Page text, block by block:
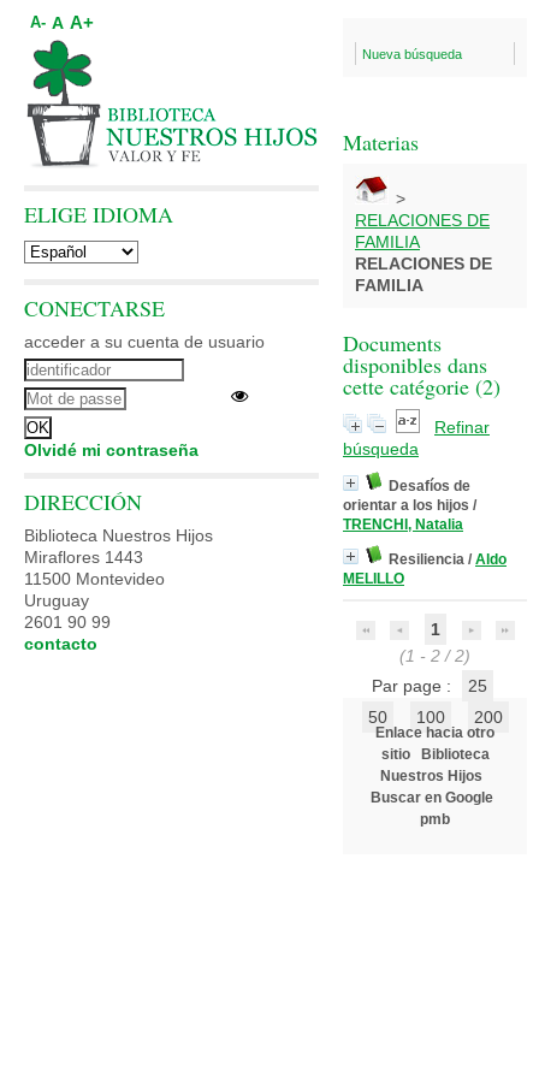
Nueva búsqueda
Materias
>
RELACIONES DE
FAMILIA
RELACIONES DE
FAMILIA
Documents
disponibles dans
cette catégorie (2)
Refinar
búsqueda
Desafíos de
orientar a los hijos /
TRENCHI, Natalia
Resiliencia / Aldo
MELILLO
1
(1 - 2 / 2)
Par page :
25
50
100 200
Enlace hacia otro
sitio
Biblioteca
Nuestros Hijos
Buscar en Google
pmb
A- A A+
ELIGE IDIOMA
CONECTARSE
acceder a su cuenta de usuario
Olvidé mi contraseña
DIRECCIÓN
Biblioteca Nuestros Hijos
Miraflores 1443
11500 Montevideo
Uruguay
2601 90 99
contacto